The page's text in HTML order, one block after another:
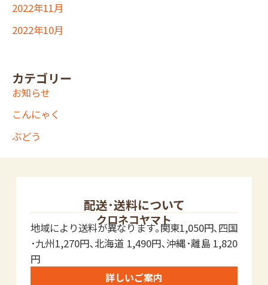
2022年11月
2022年10月
カテゴリー
お知らせ
こんにゃく
ぶどう
配送･送料について
クロネコヤマト
地域により送料が異なります｡関東1,050円､四国
･九州1,270円､北海道 1,490円､沖縄･離島 1,820
円
詳しいご案内